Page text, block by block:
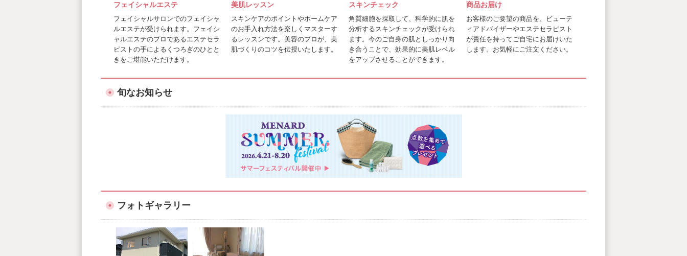
フェイシャルエステ
フェイシャルサロンでのフェイシャ
ルエステが受けられます。フェイシ
ャルエステのプロであるエステセラ
ピストの手によるくつろぎのひとと
きをご堪能いただけます。
美肌レッスン
スキンケアのポイントやホームケア
のお手入れ方法を楽しくマスターす
るレッスンです。美容のプロが、美
肌づくりのコツを伝授いたします。
スキンチェック
角質細胞を採取して、科学的に肌を
分析するスキンチェックが受けられ
ます。今のご自身の肌としっかり向
き合うことで、効果的に美肌レベル
をアップさせることができます。
商品お届け
お客様のご要望の商品を、ビューテ
ィアドバイザーやエステセラピスト
が責任を持ってご自宅にお届けいた
します。お気軽にご注文ください。
旬なお知らせ
フォトギャラリー